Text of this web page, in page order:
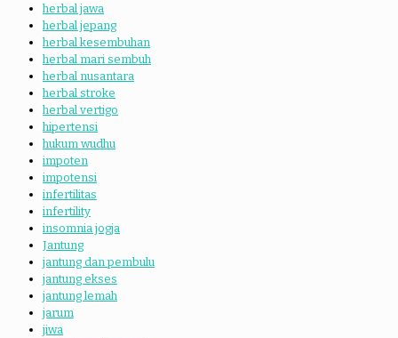
herbal jawa
herbal jepang
herbal kesembuhan
herbal mari sembuh
herbal nusantara
herbal stroke
herbal vertigo
hipertensi
hukum wudhu
impoten
impotensi
infertilitas
infertility
insomnia jogja
Jantung
jantung dan pembulu
jantung ekses
jantung lemah
jarum
jiwa